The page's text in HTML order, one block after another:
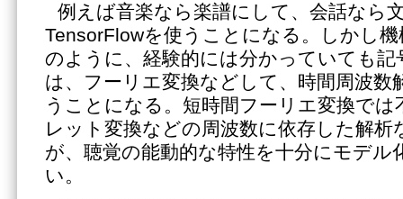
例えば音楽なら楽譜にして、会話なら
TensorFlowを使うことになる。しかし
のように、経験的には分かっていても記
は、フーリエ変換などして、時間周波
うことになる。短時間フーリエ変換では
レット変換などの周波数に依存した解
が、聴覚の能動的な特性を十分にモデル
い。